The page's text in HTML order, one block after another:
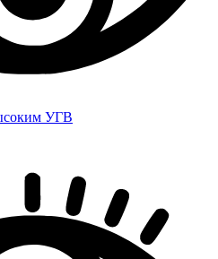
УГВ